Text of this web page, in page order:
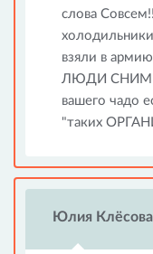
слова
взяли в
ЛЮДИ
вашего чадо
"таких
Юлия Клёсова